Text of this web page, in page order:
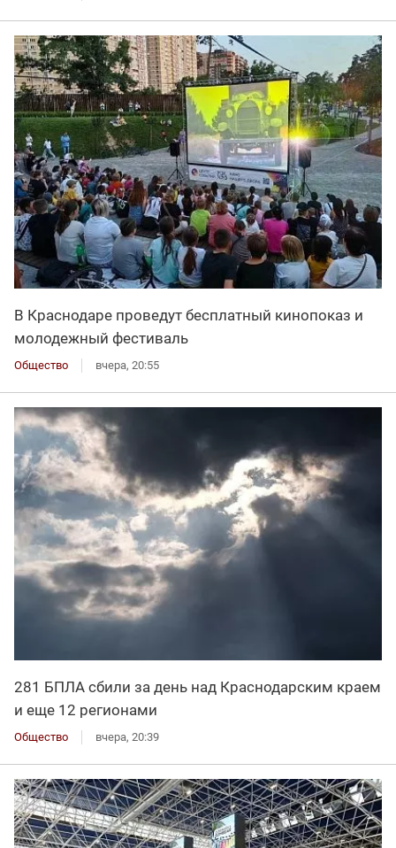
В Краснодаре проведут бесплатный кинопоказ и
молодежный фестиваль
Общество вчера, 20:55
281 БПЛА сбили за день над Краснодарским краем
и еще 12 регионами
Общество вчера, 20:39